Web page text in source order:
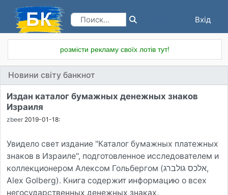
Вхід
розмісти рекламу своїх лотів тут!
Новини світу банкнот
Издан каталог бумажных денежных знаков
Израиля
zbeer 2019-01-18:
Увидело свет издание "Каталог бумажных платежных
знаков в Израиле", подготовленное исследователем и
коллекционером Алексом Гольбергом (אלכס גולברג,
Alex Golberg). Книга содержит информацию о всех
негосударственных денежных знаках,